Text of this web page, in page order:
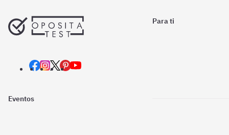
Para ti
Eventos